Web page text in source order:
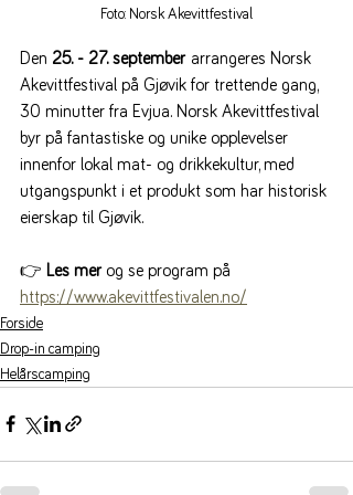
Foto: Norsk Akevittfestival
Den 25. - 27. september arrangeres Norsk
Akevittfestival på Gjøvik for trettende gang,
30 minutter fra Evjua. Norsk Akevittfestival
byr på fantastiske og unike opplevelser
innenfor lokal mat- og drikkekultur, med
utgangspunkt i et produkt som har historisk
eierskap til Gjøvik.
👉 Les mer og se program på
https://www.akevittfestivalen.no/
Forside
Drop-in camping
Helårscamping